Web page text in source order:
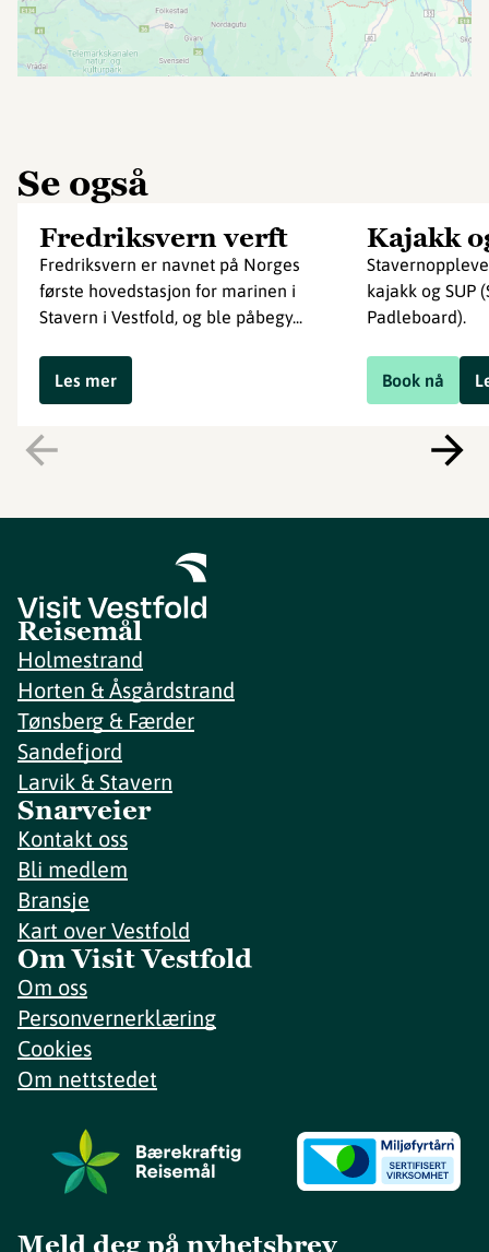
Se også
Fredriksvern verft
Fredriksvern er navnet på Norges
første hovedstasjon for marinen i
Stavern i Vestfold, og ble påbegy...
Les mer
Kajakk
kajakk og SUP
Padleboard).
Book nå
Reisemål
Holmestrand
Horten & Åsgårdstrand
Tønsberg & Færder
Sandefjord
Larvik & Stavern
Snarveier
Kontakt oss
Bli medlem
Bransje
Kart over Vestfold
Om Visit Vestfold
Om oss
Personvernerklæring
Cookies
Om nettstedet
Meld deg på nyhetsbrev